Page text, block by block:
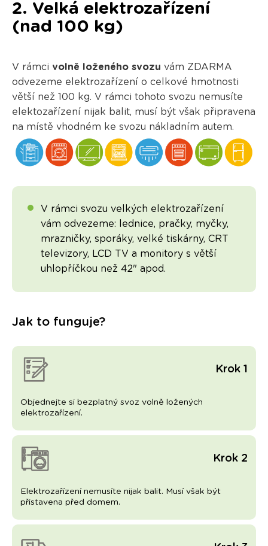
2. Velká elektrozařízení
(nad 100 kg)
V rámci volně loženého svozu vám ZDARMA
odvezeme elektrozařízení o celkové hmotnosti
větší než 100 kg. V rámci tohoto svozu nemusíte
elektozařízení nijak balit, musí být však připravena
na místě vhodném ke svozu nákladním autem.
V rámci svozu velkých elektrozařízení
vám odvezeme: lednice, pračky, myčky,
mrazničky, sporáky, velké tiskárny, CRT
televizory, LCD TV a monitory s větší
uhlopříčkou než 42" apod.
Jak to funguje?
Krok 1
Objednejte si bezplatný svoz volně ložených
elektrozařízení.
Krok 2
Elektrozařízení nemusíte nijak balit. Musí však být
přistavena před domem.